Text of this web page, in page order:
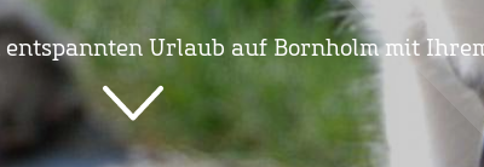
entspannten Urlaub auf Bornholm mit